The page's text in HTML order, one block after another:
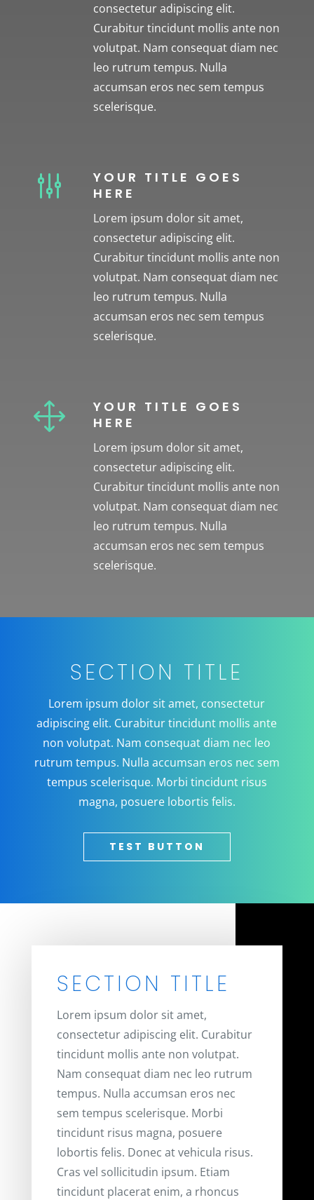
consectetur adipiscing elit.
Curabitur tincidunt mollis ante non
volutpat. Nam consequat diam nec
leo rutrum tempus. Nulla
accumsan eros nec sem tempus
scelerisque.
g
YOUR TITLE GOES
HERE
Lorem ipsum dolor sit amet,
consectetur adipiscing elit.
Curabitur tincidunt mollis ante non
volutpat. Nam consequat diam nec
leo rutrum tempus. Nulla
accumsan eros nec sem tempus
scelerisque.
1
YOUR TITLE GOES
HERE
Lorem ipsum dolor sit amet,
consectetur adipiscing elit.
Curabitur tincidunt mollis ante non
volutpat. Nam consequat diam nec
leo rutrum tempus. Nulla
accumsan eros nec sem tempus
scelerisque.
SECTION TITLE
Lorem ipsum dolor sit amet, consectetur
adipiscing elit. Curabitur tincidunt mollis ante
non volutpat. Nam consequat diam nec leo
rutrum tempus. Nulla accumsan eros nec sem
tempus scelerisque. Morbi tincidunt risus
magna, posuere lobortis felis.
TEST BUTTON
SECTION TITLE
Lorem ipsum dolor sit amet,
consectetur adipiscing elit. Curabitur
tincidunt mollis ante non volutpat.
Nam consequat diam nec leo rutrum
tempus. Nulla accumsan eros nec
sem tempus scelerisque. Morbi
tincidunt risus magna, posuere
lobortis felis. Donec at vehicula risus.
Cras vel sollicitudin ipsum. Etiam
tincidunt placerat enim, a rhoncus